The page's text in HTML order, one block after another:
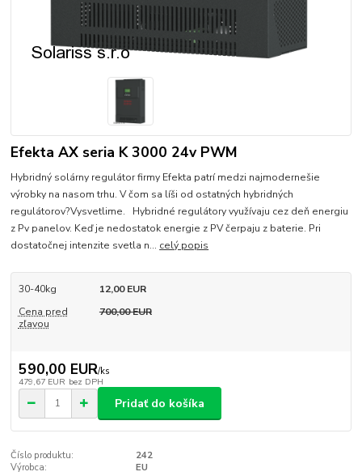
Efekta AX seria K 3000 24v PWM
Hybridný solárny regulátor firmy Efekta patrí medzi najmodernešie
výrobky na nasom trhu. V čom sa líši od ostatných hybridných
regulátorov?Vysvetlime. Hybridné regulátory využívaju cez deň energiu
z Pv panelov. Keď je nedostatok energie z PV čerpaju z baterie. Pri
dostatočnej intenzite svetla n... celý popis
30-40kg
12,00 EUR
Cena pred
zľavou
700,00 EUR
590,00 EUR/ks
479,67 EUR bez DPH
Pridať do košíka
Číslo produktu:
242
Výrobca:
EU